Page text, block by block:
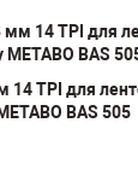
14 TPI для
BAS 505